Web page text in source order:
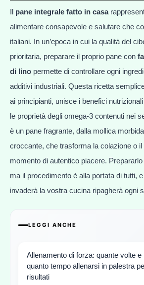
Il pane integrale fatto in casa
alimentare consapevole e salutare che
italiani. In un’epoca in cui la qualità del
prioritaria, preparare il proprio pane con
di lino permette di controllare ogni
additivi industriali. Questa ricetta
ai principianti, unisce i benefici
le proprietà degli omega-3 contenuti nei
è un pane fragrante, dalla mollica
croccante, che trasforma la colazione o il
momento di autentico piacere.
ma il procedimento è alla portata di tutti,
invaderà la vostra cucina ripagherà ogni
LEGGI ANCHE
Allenamento di forza: quante volte e
quanto tempo allenarsi in palestra
risultati